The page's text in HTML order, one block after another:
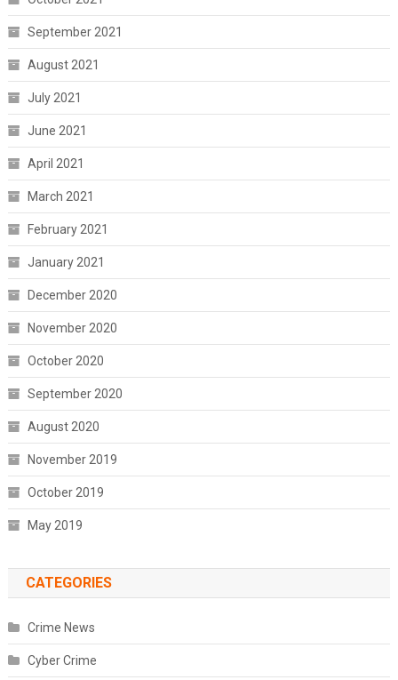
September 2021
August 2021
July 2021
June 2021
April 2021
March 2021
February 2021
January 2021
December 2020
November 2020
October 2020
September 2020
August 2020
November 2019
October 2019
May 2019
CATEGORIES
Crime News
Cyber Crime